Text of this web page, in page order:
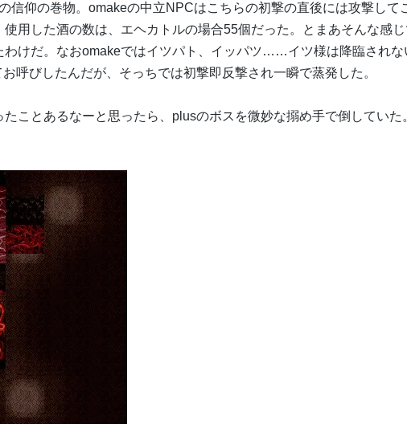
信仰の巻物。omakeの中立NPCはこちらの初撃の直後には攻撃して
用した酒の数は、エヘカトルの場合55個だった。とまあそんな感
わけだ。なおomakeではイツパト、イッパツ……イツ様は降臨されな
呼びしたんだが、そっちでは初撃即反撃され一瞬で蒸発した。
ことあるなーと思ったら、plusのボスを微妙な搦め手で倒していた